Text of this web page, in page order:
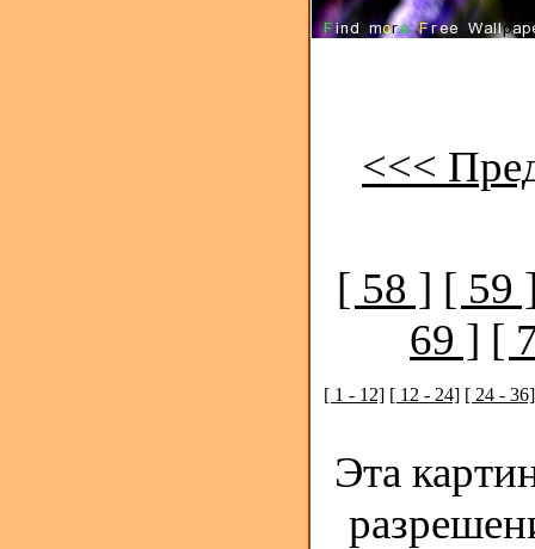
<<<
[ 58 ] [ 59
69 ] [
[ 1 - 12] [ 12 - 24] [ 24 - 36]
Эта